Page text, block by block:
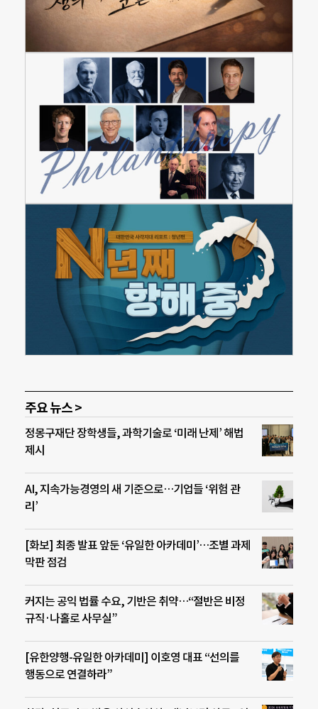
주요 뉴스 >
정몽구재단 장학생들, 과학기술로 ‘미래 난제’ 해법
제시
AI, 지속가능경영의 새 기준으로…기업들 ‘위험 관
리’
[화보] 최종 발표 앞둔 ‘유일한 아카데미’…조별 과제
막판 점검
커지는 공익 법률 수요, 기반은 취약…“절반은 비정
규직·나홀로 사무실”
[유한양행-유일한 아카데미] 이호영 대표 “선의를
행동으로 연결하라”